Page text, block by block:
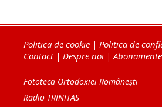
Politica de cookie | Politica de
Contact| Despre noi | Abonamente
Fototeca Ortodoxiei Românești
Radio TRINITAS